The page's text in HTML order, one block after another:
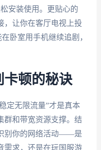
安装使用。更贴心的
，让你在客厅电视上投
卧室用手机继续追剧，
卡顿的秘诀
定无限流量”才是真本
群和带宽资源支撑。结
别你的网络活动——是
需求，还是在玩国服游